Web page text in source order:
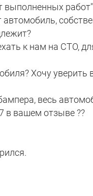
автомобиль,
к нам на СТО,
Хочу
весь
в вашем отзыве ??